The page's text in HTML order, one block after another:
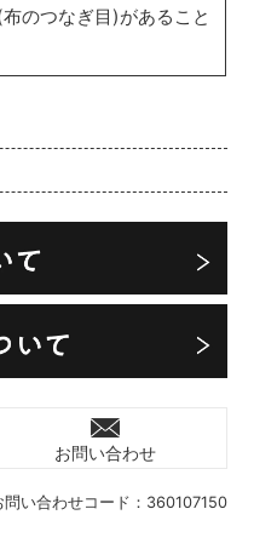
問い合わせコード： 360107150
お問い合わせ
のつなぎ目)があること